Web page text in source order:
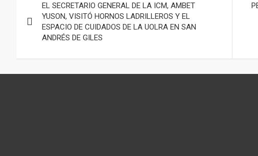
de
entradas
EL SECRETARIO GENERAL DE LA ICM, AMBET
YUSON, VISITÓ HORNOS LADRILLEROS Y EL
ESPACIO DE CUIDADOS DE LA UOLRA EN SAN
ANDRÉS DE GILES